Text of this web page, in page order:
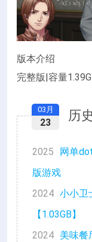
版本介绍
完整版|容量
历
03月
23
2025
网单
版游戏
2024 小小卫
【1.03GB】
2024 美味餐